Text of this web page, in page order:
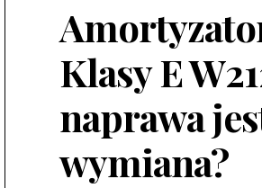
Klasy E
naprawa
wymiana?